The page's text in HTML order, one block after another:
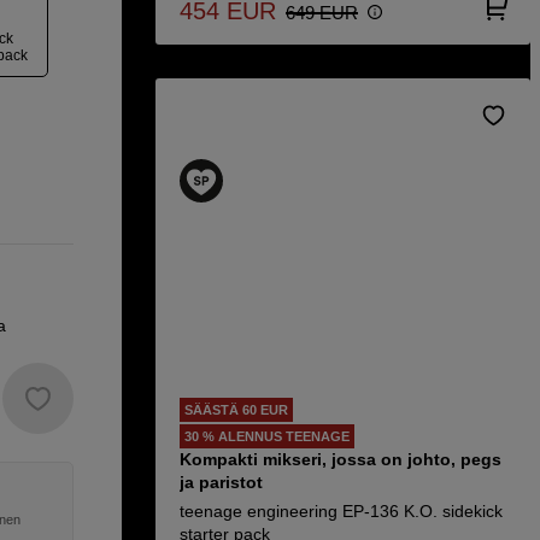
454 EUR 649 EUR
SÄÄSTÄ 60 EUR
30 % ALENNUS TEENAGE
Kompakti mikseri, jossa on johto, pegs
ja paristot
teenage engineering EP-136 K.O. sidekick
starter pack